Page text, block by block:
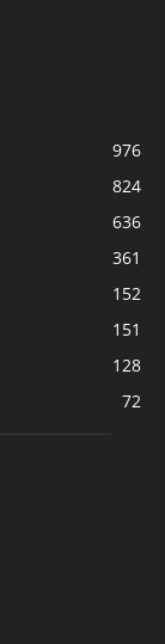
976
824
636
361
152
151
128
72